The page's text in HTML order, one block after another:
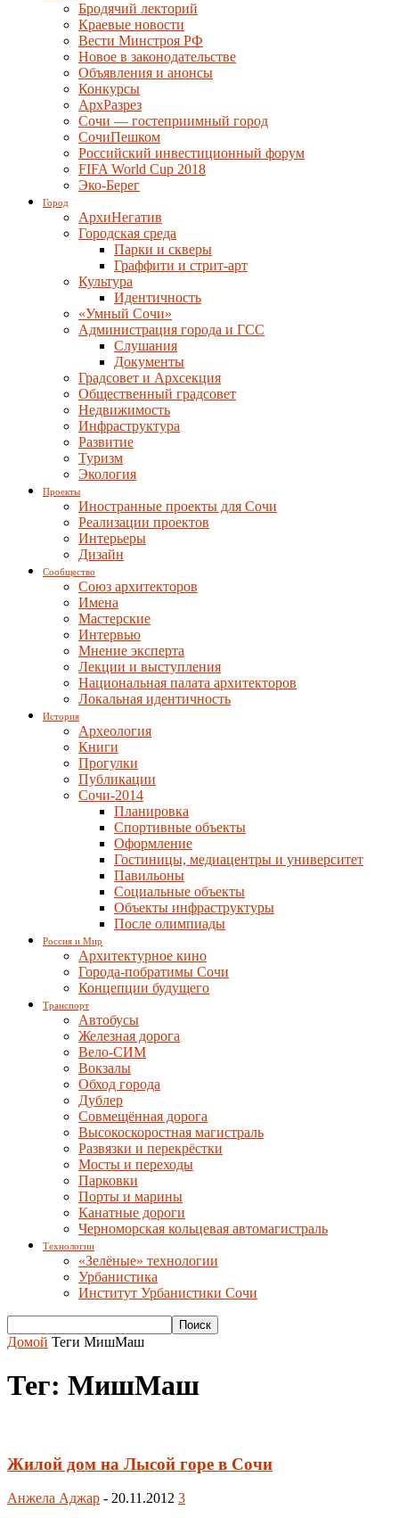
Бродячий лекторий
Краевые новости
Вести Минстроя РФ
Новое в законодательстве
Объявления и анонсы
Конкурсы
АрхРазрез
Сочи — гостеприимный город
СочиПешком
Российский инвестиционный форум
FIFA World Cup 2018
Эко-Берег
Город
АрхиНегатив
Городская среда
Парки и скверы
Граффити и стрит-арт
Культура
Идентичность
«Умный Сочи»
Администрация города и ГСС
Слушания
Документы
Градсовет и Архсекция
Общественный градсовет
Недвижимость
Инфраструктура
Развитие
Туризм
Экология
Проекты
Иностранные проекты для Сочи
Реализации проектов
Интерьеры
Дизайн
Сообщество
Союз архитекторов
Имена
Мастерские
Интервью
Мнение эксперта
Лекции и выступления
Национальная палата архитекторов
Локальная идентичность
История
Археология
Книги
Прогулки
Публикации
Сочи-2014
Планировка
Спортивные объекты
Оформление
Гостиницы, медиацентры и университет
Павильоны
Социальные объекты
Объекты инфраструктуры
После олимпиады
Россия и Мир
Архитектурное кино
Города-побратимы Сочи
Концепции будущего
Транспорт
Автобусы
Железная дорога
Вело-СИМ
Вокзалы
Обход города
Дублер
Совмещённая дорога
Высокоскоростная магистраль
Развязки и перекрёстки
Мосты и переходы
Парковки
Порты и марины
Канатные дороги
Черноморская кольцевая автомагистраль
Технологии
«Зелёные» технологии
Урбанистика
Институт Урбанистики Сочи
Домой Теги МишМаш
Тег: МишМаш
Жилой дом на Лысой горе в Сочи
Анжела Аджар - 20.11.2012 3